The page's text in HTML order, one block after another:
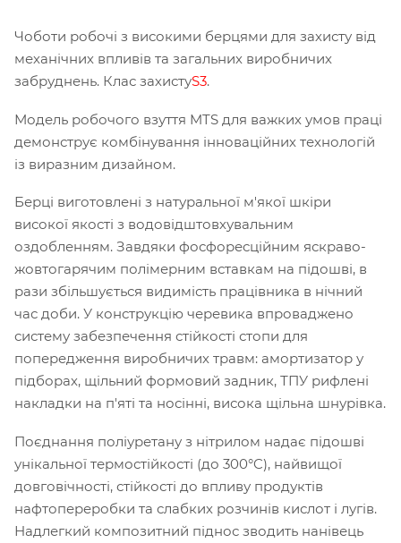
Чоботи робочі з високими берцями для захисту від
механічних впливів та загальних виробничих
забруднень. Клас захистуS3.
Модель робочого взуття MTS для важких умов праці
демонструє комбінування інноваційних технологій
із виразним дизайном.
Берці виготовлені з натуральної м'якої шкіри
високої якості з водовідштовхувальним
оздобленням. Завдяки фосфоресційним яскраво-
жовтогарячим полімерним вставкам на підошві, в
рази збільшується видимість працівника в нічний
час доби. У конструкцію черевика впроваджено
систему забезпечення стійкості стопи для
попередження виробничих травм: амортизатор у
підборах, щільний формовий задник, ТПУ рифлені
накладки на п'яті та носінні, висока щільна шнурівка.
Поєднання поліуретану з нітрилом надає підошві
унікальної термостійкості (до 300°C), найвищої
довговічності, стійкості до впливу продуктів
нафтопереробки та слабких розчинів кислот і лугів.
Надлегкий композитний піднос зводить нанівець